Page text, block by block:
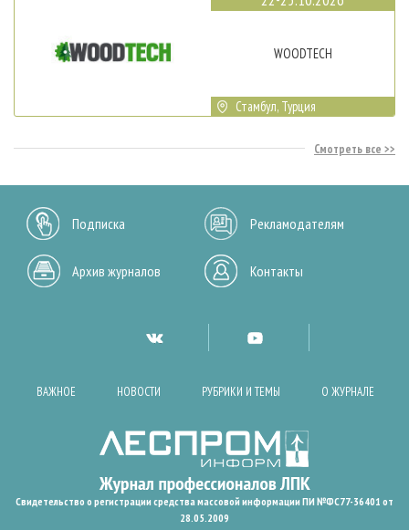
WOODTECH
Стамбул, Турция
Смотреть все
Подписка Рекламодателям
Архив журналов Контакты
ВАЖНОЕ НОВОСТИ РУБРИКИ И ТЕМЫ О ЖУРНАЛЕ
Свидетельство о регистрации средства массовой информации ПИ №ФС77-36401 от
28.05.2009